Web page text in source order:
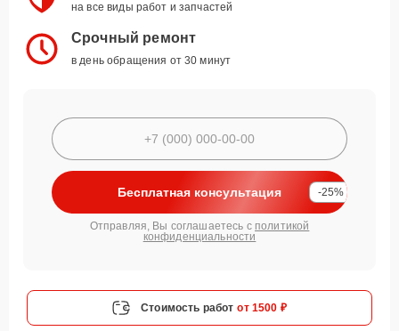
на все виды работ и запчастей
Срочный ремонт
в день обращения от 30 минут
Бесплатная консультация -25%
Отправляя, Вы соглашаетесь с политикой
конфиденциальности
Стоимость работ от 1500 ₽